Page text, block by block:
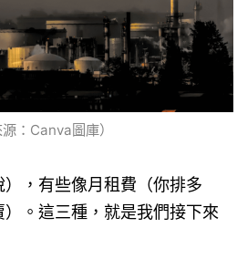
源：Canva圖庫）
，有些像月租費（你排多
。這三種，就是我們接下來